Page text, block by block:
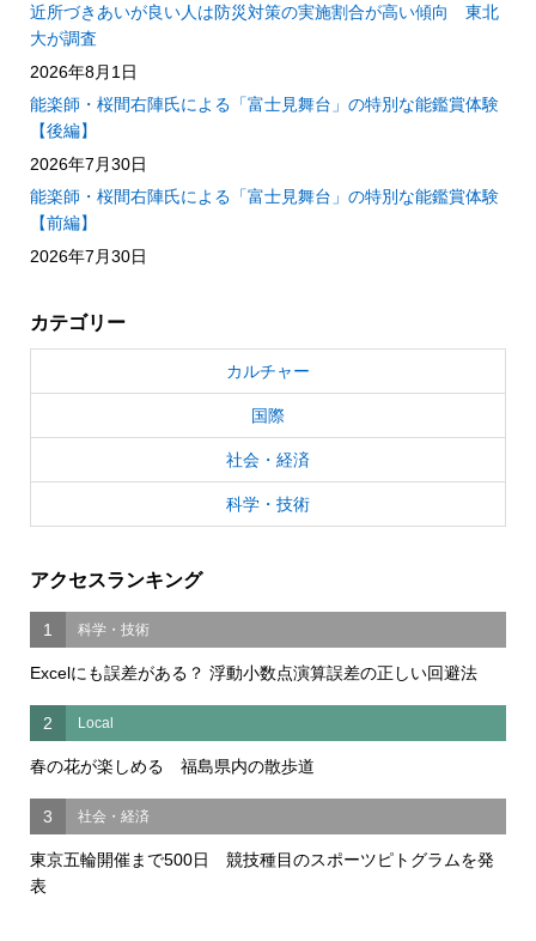
近所づきあいが良い人は防災対策の実施割合が高い傾向 東北
大が調査
2026年8月1日
能楽師・桜間右陣氏による「富士見舞台」の特別な能鑑賞体験
【後編】
2026年7月30日
能楽師・桜間右陣氏による「富士見舞台」の特別な能鑑賞体験
【前編】
2026年7月30日
カテゴリー
カルチャー
国際
社会・経済
科学・技術
アクセスランキング
1 科学・技術
Excelにも誤差がある？ 浮動小数点演算誤差の正しい回避法
2 Local
春の花が楽しめる 福島県内の散歩道
3 社会・経済
東京五輪開催まで500日 競技種目のスポーツピトグラムを発
表